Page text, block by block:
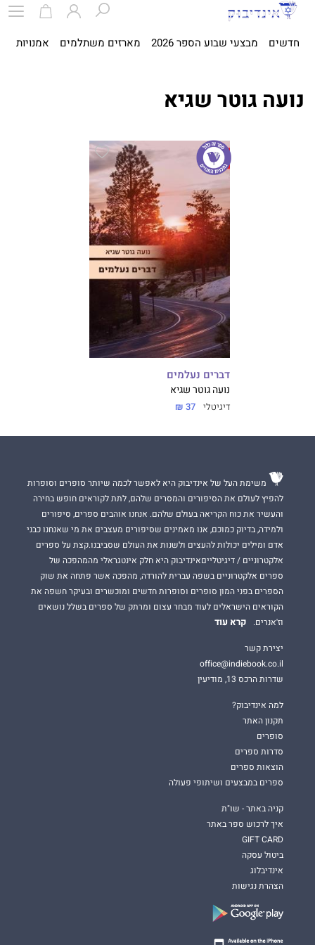
חדשים מבצעי שבוע הספר 2026 מארזים משתלמים אמנויות
נועה גוטר שגיא
דברים נעלמים
נועה גוטר שגיא
דיגיטלי 37 ₪
משימת העל של אינדיבוק היא לאפשר לכמה שיותר סופרים וסופרות
להפיץ לעולם את הסיפורים והמסרים שלהם, לתת לקוראים חופש בחירה
והעשיר את כוח הקריאה בעולם שלהם. אנחנו אוהבים ספרים, סיפורים
ולמידה, בדיוק כמוכם, אנו מאמינים שסיפורים מעצבים את מי שאנחנו כבני
אדם ומילים יכולות להעצים ולשנות את העולם שסביבנו.קצת על ספרים
אלקטרוניים / דיגיטלייםאינדיבוק היא חלק אינטגראלי מהמהפכה של
ספרים אלקטרוניים בשפה עברית להורדה, מהפכה אשר פתחה את שוק
הספרים בפני המון סופרים וסופרות חדשים ומוכשרים ובעיקר חשפה את
הקוראים הישראלים לעוד מבחר עצום ומרתק של ספרים בשלל נושאים
וז'אנרים.
קרא עוד
יצירת קשר
office@indiebook.co.il
שדרות הרכס 13, מודיעין
למה אינדיבוק?
תקנון האתר
סופרים
סדרות ספרים
הוצאות ספרים
ספרים במבצעים ושיתופי פעולה
קניה באתר - שו"ת
איך לרכוש ספר באתר
GIFT CARD
ביטול עסקה
אינדיבלוג
הצהרת נגישות